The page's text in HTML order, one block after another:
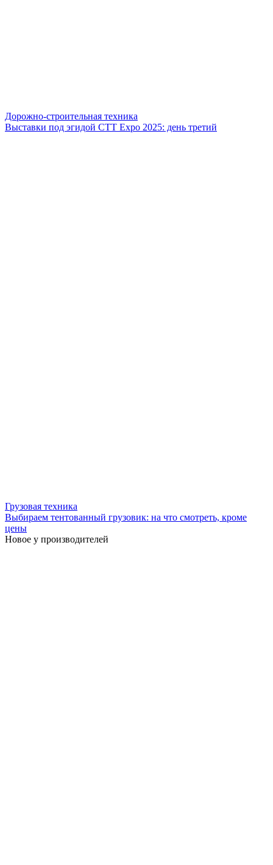
Дорожно-строительная техника
Выставки под эгидой СТТ Expo 2025: день третий
Грузовая техника
Выбираем тентованный грузовик: на что смотреть, кроме
цены
Новое у производителей